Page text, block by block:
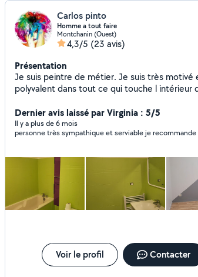
Carlos pinto
Homme a tout faire
Montchanin (Ouest)
4,3/5 (23 avis)
Présentation
Je suis peintre de métier. Je suis très motivé
polyvalent dans tout ce qui touche l intérieur
Dernier avis laissé par Virginia : 5/5
Il y a plus de 6 mois
personne très sympathique et serviable je recommande
Voir le profil Contacter